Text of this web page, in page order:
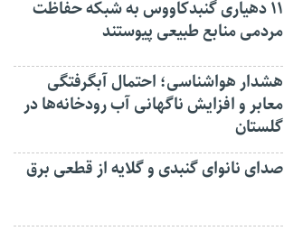
۱۱ دهیاری گنبدکاووس به شبکه حفاظت
مردمی منابع طبیعی پیوستند
هشدار هواشناسی؛ احتمال آبگرفتگی
معابر و افزایش ناگهانی آب رودخانه‌ها در
گلستان
صدای نانوای گنبدی و گلایه از قطعی برق